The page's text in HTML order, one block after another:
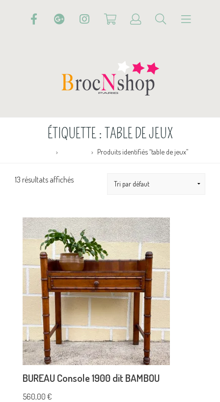
ÉTIQUETTE : TABLE DE JEUX
Produits identifiés “table de jeux”
13 résultats affichés
BUREAU Console 1900 dit BAMBOU
560,00 €